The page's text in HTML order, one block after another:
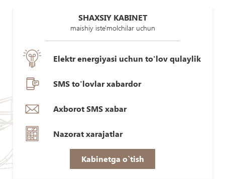
SHAXSIY KABINET
maishiy iste'molchilar uchun
Elektr energiyasi uchun to'lov qulaylik
SMS to'lovlar xabardor
Axborot SMS xabar
Nazorat xarajatlar
Kabinetga o`tish